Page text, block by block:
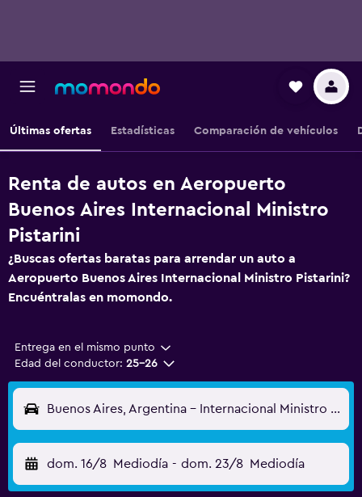
Últimas ofertas Estadísticas Comparación de vehículos
Renta de autos en Aeropuerto
Buenos Aires Internacional Ministro
Pistarini
¿Buscas ofertas baratas para arrendar un auto a
Aeropuerto Buenos Aires Internacional Ministro Pistarini?
Encuéntralas en momondo.
Entrega en el mismo punto
Edad del conductor: 25-26
Buenos Aires, Argentina - Internacional Ministro Pistarini (EZE)
dom. 16/8 Mediodía - dom. 23/8 Mediodía